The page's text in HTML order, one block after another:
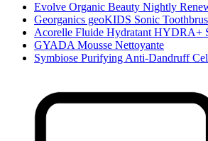
Evolve Organic Beauty Nightly
Georganics geoKIDS Sonic
Acorelle Fluide Hydratant HYDRA+
GYADA Mousse Nettoyante
Symbiose Purifying Anti-Dandruff